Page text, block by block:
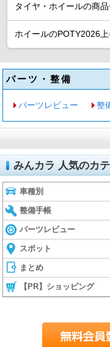
タイヤ・ホイールの商
ホイールのPOTY2026
パーツ・整備
パーツレビュー 整
みんカラ 人気のカ
車種別
整備手帳
パーツレビュー
スポット
まとめ
【PR】ショッピング